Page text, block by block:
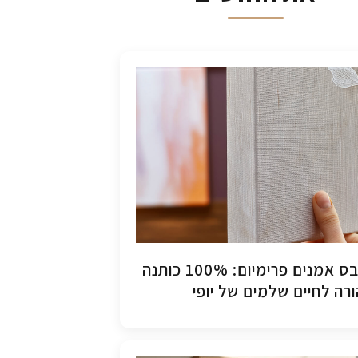
קנבס אמנים פרימיום: 100% כותנה
לחיים שלמים של יופי